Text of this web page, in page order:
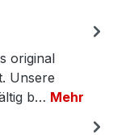
original
Unsere
b… Mehr